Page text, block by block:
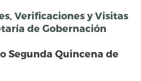
Verificaciones y Visitas
de Gobernación
Segunda Quincena de